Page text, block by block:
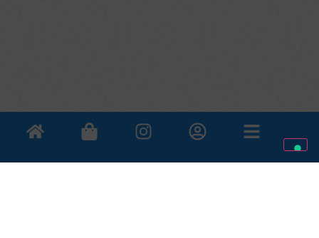
Avviso al ritiro